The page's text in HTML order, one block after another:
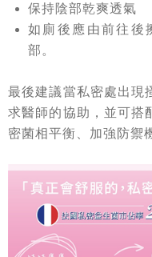
保持陰部乾爽透氣
如廁後應由前往後
部。
最後建議當私密處出現
求醫師的協助，並可搭
密菌相平衡、加強防禦